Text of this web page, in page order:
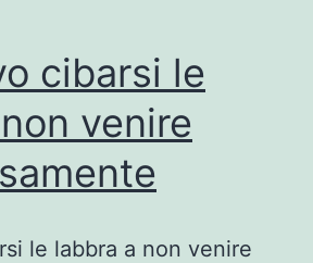
cibarsi le
venire
le labbra a non venire